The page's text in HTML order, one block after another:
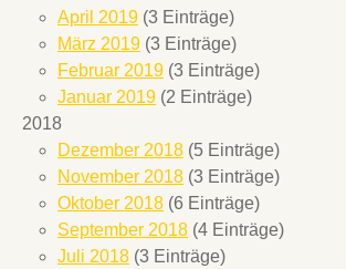
April 2019 (3 Einträge)
März 2019 (3 Einträge)
Februar 2019 (3 Einträge)
Januar 2019 (2 Einträge)
2018
Dezember 2018 (5 Einträge)
November 2018 (3 Einträge)
Oktober 2018 (6 Einträge)
September 2018 (4 Einträge)
Juli 2018 (3 Einträge)